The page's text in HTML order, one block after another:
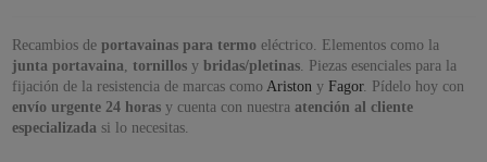
Recambios de portavainas para termoeléctrico. Elementos como la
junta portavaina, tornillosy bridas/pletinas. Piezas esenciales para la
fijación de la resistencia de marcas como Aristony Fagor. Pídelo hoy con
envío urgente 24 horasy cuenta con nuestra atención al cliente
especializadasi lo necesitas.